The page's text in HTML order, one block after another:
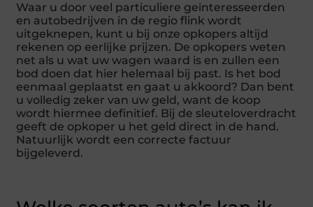
Waar u door veel particuliere geïnteresseerden
en autobedrijven in de regio flink wordt
uitgeknepen, kunt u bij onze opkopers altijd
rekenen op eerlijke prijzen. De opkopers weten
net als u wat uw wagen waard is en zullen een
bod doen dat hier helemaal bij past. Is het bod
eenmaal geplaatst en gaat u akkoord? Dan bent
u volledig zeker van uw geld, want de koop
wordt hiermee definitief. Bij de sleuteloverdracht
geeft de opkoper u het geld direct in de hand.
Natuurlijk wordt een correcte factuur
bijgeleverd.